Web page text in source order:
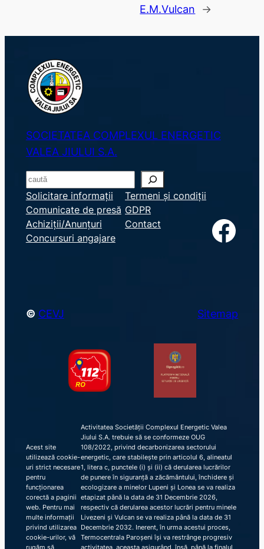
E.M.Vulcan
→
SOCIETATEA COMPLEXUL ENERGETIC
VALEA JIULUI S.A.
S
e
a
r
c
Solicitare informații
Comunicate de presă
Achiziții/Anunțuri
Concursuri angajare
Termeni și condiții
GDPR
Contact
Facebook
© CEVJ Sitemap
Acest site
utilizează cookie-
uri strict necesare
pentru
funcționarea
corectă a paginii
web. Pentru mai
multe informații
privind utilizarea
cookie-urilor, vă
rugăm să
Activitatea Societății Complexul Energetic Valea
Jiului S.A. trebuie să se conformeze OUG
108/2022, privind decarbonizarea sectorului
energetic, care stabilește prin articolul 6, alineatul
1, litera c, punctele (i) și (ii) că derularea lucrărilor
de punere în siguranță a zăcământului, închidere și
ecologizare a minelor Lupeni și Lonea se va realiza
etapizat până la data de 31 Decembrie 2026,
respectiv că derularea acestor lucrări pentru minele
Livezeni și Vulcan se va realiza până la data de 31
Decembrie 2032. Inerent, în urma acestui proces,
Termocentrala Paroșeni își va restrânge progresiv
activitatea, aceasta asigurând, însă, până la finalul